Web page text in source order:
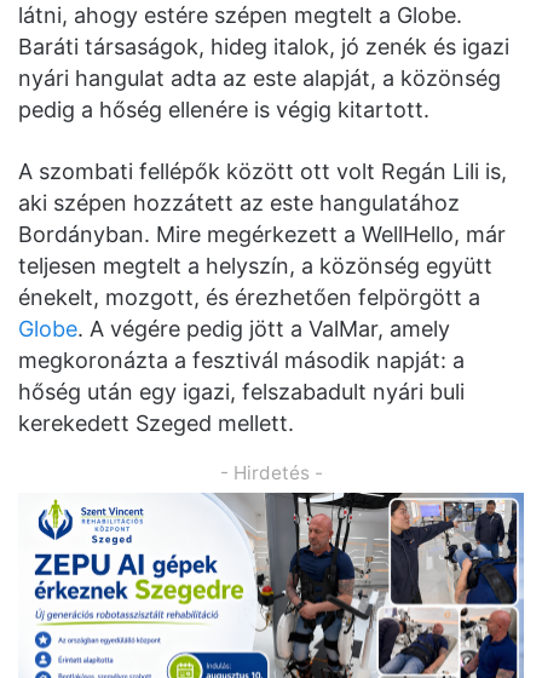
látni, ahogy estére szépen megtelt a Globe.
Baráti társaságok, hideg italok, jó zenék és igazi
nyári hangulat adta az este alapját, a közönség
pedig a hőség ellenére is végig kitartott.
A szombati fellépők között ott volt Regán Lili is,
aki szépen hozzátett az este hangulatához
Bordányban. Mire megérkezett a WellHello, már
teljesen megtelt a helyszín, a közönség együtt
énekelt, mozgott, és érezhetően felpörgött a
Globe. A végére pedig jött a ValMar, amely
megkoronázta a fesztivál második napját: a
hőség után egy igazi, felszabadult nyári buli
kerekedett Szeged mellett.
- Hirdetés -